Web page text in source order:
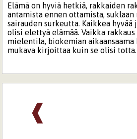
Elämä on hyviä hetkiä, rakkaiden
antamista ennen ottamista, suklaan
sairauden surkeutta. Kaikkea hyvää
olisi elettyä elämää. Vaikka
mielentila, biokemian aikaansaama
mukava kirjoittaa kuin se olisi totta.
❰